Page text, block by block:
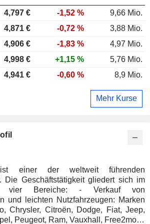
einer der weltweit führenden
Die Geschäftstätigkeit gliedert sich im
- Verkauf von
und leichten Nutzfahrzeugen: Marken
Chrysler, Citroën, Dodge, Fiat, Jeep,
Peugeot, Ram, Vauxhall, Free2move
4,797 € -1,52 %
9,66 Mio.
4,871 € -0,72 %
3,88 Mio.
4,906 € -1,83 %
4,97 Mio.
4,998 € +1,15 %
5,76 Mio.
4,941 € -0,60 % 8,9 Mio.
Mehr Kurse